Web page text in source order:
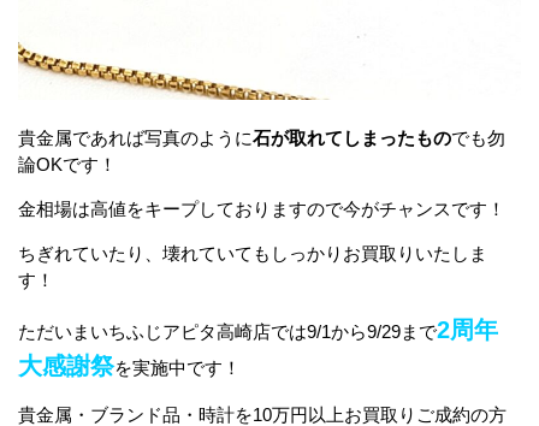
貴金属であれば写真のように石が取れてしまったものでも勿
論OKです！
金相場は高値をキープしておりますので今がチャンスです！
ちぎれていたり、壊れていてもしっかりお買取りいたしま
す！
ただいまいちふじアピタ高崎店では9/1から9/29まで2周年
大感謝祭を実施中です！
貴金属・ブランド品・時計を10万円以上お買取りご成約の方